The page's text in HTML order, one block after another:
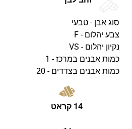
סוג אבן - טבעי
צבע יהלום - F
נקיון יהלום - VS
כמות אבנים במרכז - 1
כמות אבנים בצדדים - 20
14 קראט